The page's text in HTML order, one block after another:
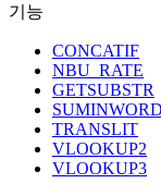
기능
CONCATIF
NBU_RATE
GETSUBSTR
TRANSLIT
VLOOKUP2
VLOOKUP3